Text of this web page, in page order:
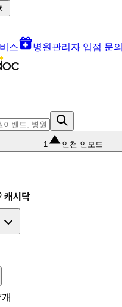
스 병원관리자 입점 문의
1 인천 인모드
개